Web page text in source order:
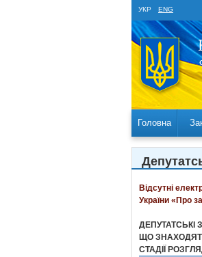
УКР ENG
Головна
Відсутні
України «Про
ДЕПУТАТСЬКІ
ЩО
СТАДІЇ